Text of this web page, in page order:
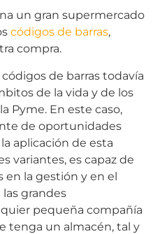
un gran supermercado
códigos de barras,
compra.
de barras todavía
de la vida y de los
Pyme. En este caso,
de oportunidades
aplicación de esta
variantes, es capaz de
en la gestión y en el
las grandes
pequeña compañía
tenga un almacén, tal y